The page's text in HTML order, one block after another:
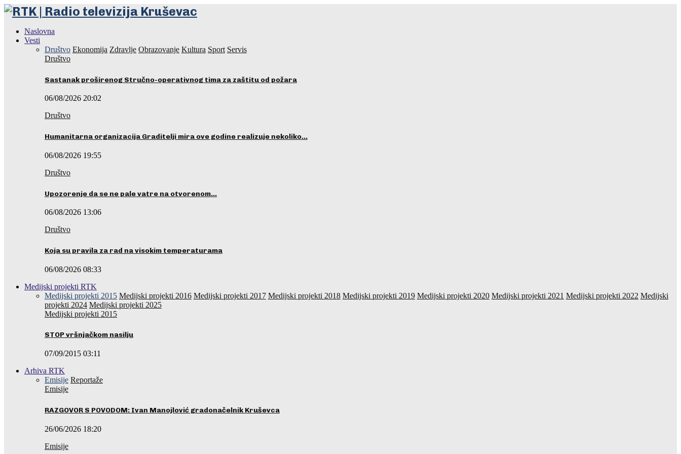
Naslovna
Vesti
Društvo Ekonomija Zdravlje Obrazovanje Kultura Sport Servis
Društvo
Sastanak proširenog Stručno-operativnog tima za zaštitu od požara
06/08/2026 20:02
Društvo
Humanitarna organizacija Graditelji mira ove godine realizuje nekoliko…
06/08/2026 19:55
Društvo
Upozorenje da se ne pale vatre na otvorenom…
06/08/2026 13:06
Društvo
Koja su pravila za rad na visokim temperaturama
06/08/2026 08:33
Medijski projekti RTK
Medijski projekti 2015 Medijski projekti 2016 Medijski projekti 2017 Medijski projekti 2018 Medijski projekti 2019 Medijski projekti 2020 Medijski projekti 2021 Medijski projekti 2022 Medijski
projekti 2024 Medijski projekti 2025
Medijski projekti 2015
STOP vršnjačkom nasilju
07/09/2015 03:11
Arhiva RTK
Emisije Reportaže
Emisije
RAZGOVOR S POVODOM: Ivan Manojlović gradonačelnik Kruševca
26/06/2026 18:20
Emisije